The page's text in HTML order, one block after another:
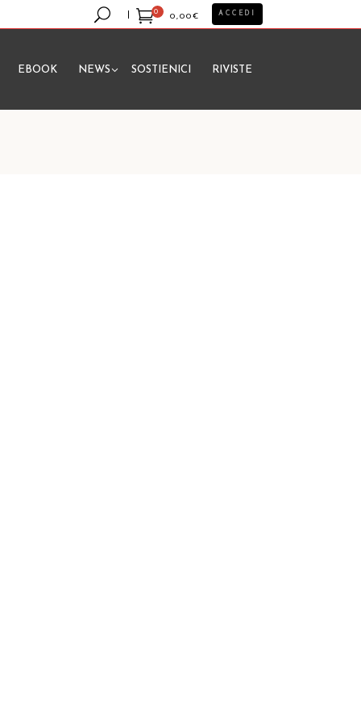
0
0,00€
prodotto nel carrello.
ACCEDI
EBOOK NEWS SOSTIENICI RIVISTE